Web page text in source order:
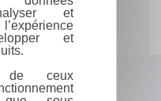
et
et
de ceux